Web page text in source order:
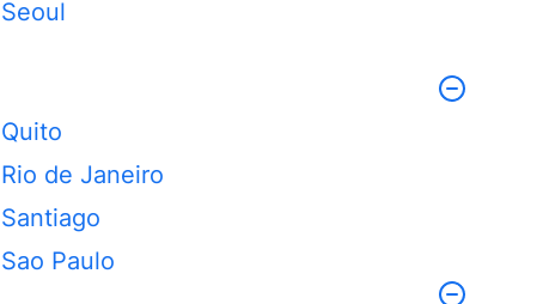
Seoul
Quito
Rio de Janeiro
Santiago
Sao Paulo